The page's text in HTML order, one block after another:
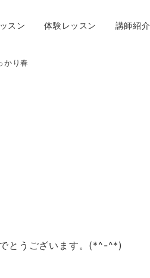
スン 体験レッスン 講師紹介
かり春
とうございます。(*^-^*)